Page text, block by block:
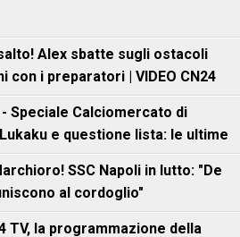
Alex sbatte sugli ostacoli
i preparatori | VIDEO CN24
- Speciale Calciomercato di
e questione lista: le ultime
SSC Napoli in lutto: "De
al cordoglio"
TV, la programmazione della